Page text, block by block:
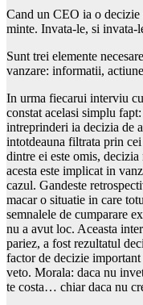
Cand un CEO ia o decizie
minte. Invata-le, si invata-
Sunt trei elemente
vanzare: informatii,
In urma fiecarui interviu
constat acelasi simplu
intreprinderi ia decizia de
intotdeauna filtrata prin
dintre ei este omis,
acesta este implicat in
cazul. Gandeste
macar o situatie in care
semnalele de cumparare
nu a avut loc. Aceasta
pariez, a fost rezultatul
factor de decizie
veto. Morala: daca nu
te costa… chiar daca nu